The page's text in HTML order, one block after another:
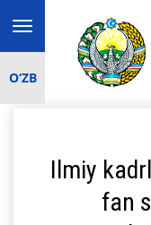
Toggle
navigation
O‘ZB
Ilmiy
fan